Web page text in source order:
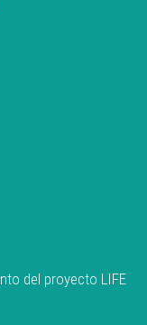
del proyecto LIFE